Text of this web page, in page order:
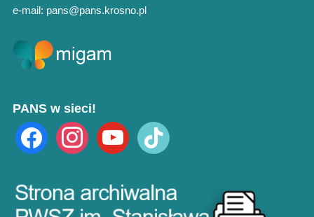
e-mail: pans@pans.krosno.pl
PANS w sieci!
facebook instagramyoutube tiktok